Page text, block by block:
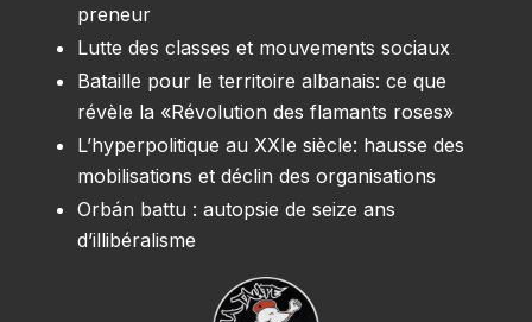
preneur
Lutte des classes et mouvements sociaux
Bataille pour le territoire albanais: ce que
révèle la «Révolution des flamants roses»
L’hyperpolitique au XXIe siècle: hausse des
mobilisations et déclin des organisations
Orbán battu : autopsie de seize ans
d’illibéralisme